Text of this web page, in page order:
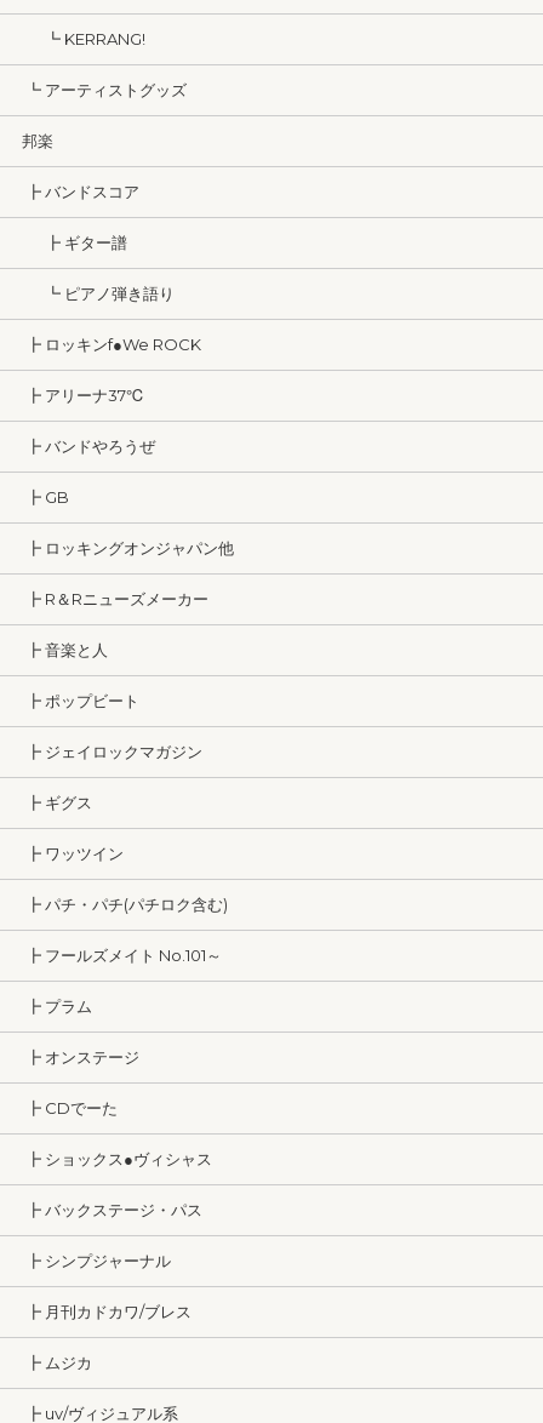
┗ KERRANG!
┗ アーティストグッズ
邦楽
┣ バンドスコア
┣ ギター譜
┗ ピアノ弾き語り
┣ ロッキンf●We ROCK
┣ アリーナ37℃
┣ バンドやろうぜ
┣ GB
┣ ロッキングオンジャパン他
┣ R＆Rニューズメーカー
┣ 音楽と人
┣ ポップビート
┣ ジェイロックマガジン
┣ ギグス
┣ ワッツイン
┣ パチ・パチ(パチロク含む)
┣ フールズメイト No.101～
┣ プラム
┣ オンステージ
┣ CDでーた
┣ ショックス●ヴィシャス
┣ バックステージ・パス
┣ シンプジャーナル
┣ 月刊カドカワ/ブレス
┣ ムジカ
┣ uv/ヴィジュアル系